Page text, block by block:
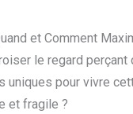
et Comment
le regard perçant
pour vivre
et fragile ?